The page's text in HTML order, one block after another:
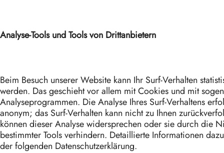
Analyse-Tools und Tools von Drittanbietern
Beim Besuch unserer Website kann Ihr Surf-Verhalten
werden. Das geschieht vor allem mit Cookies und mit
Analyseprogrammen. Die Analyse Ihres Surf-Verhaltens
anonym; das Surf-Verhalten kann nicht zu Ihnen
können dieser Analyse widersprechen oder sie durch die
bestimmter Tools verhindern. Detaillierte Informationen
der folgenden Datenschutzerklärung.